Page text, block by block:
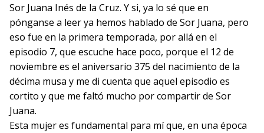
Sor Juana Inés de la Cruz. Y si, ya lo sé que en
pónganse a leer ya hemos hablado de Sor Juana, pero
eso fue en la primera temporada, por allá en el
episodio 7, que escuche hace poco, porque el 12 de
noviembre es el aniversario 375 del nacimiento de la
décima musa y me di cuenta que aquel episodio es
cortito y que me faltó mucho por compartir de Sor
Juana.
Esta mujer es fundamental para mí que, en una época